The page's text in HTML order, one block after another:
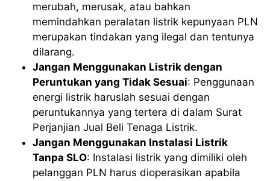
merubah, merusak, atau bahkan
memindahkan peralatan listrik kepunyaan PLN
merupakan tindakan yang ilegal dan tentunya
dilarang.
Jangan Menggunakan Listrik dengan
Peruntukan yang Tidak Sesuai: Penggunaan
energi listrik haruslah sesuai dengan
peruntukannya yang tertera di dalam Surat
Perjanjian Jual Beli Tenaga Listrik.
Jangan Menggunakan Instalasi Listrik
Tanpa SLO: Instalasi listrik yang dimiliki oleh
pelanggan PLN harus dioperasikan apabila